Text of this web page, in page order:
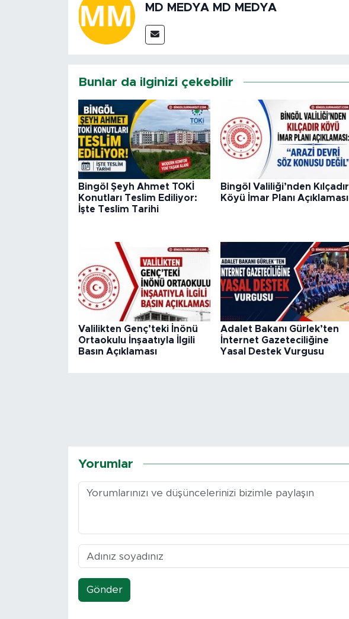
MD MEDYA MD MEDYA
Bunlar da ilginizi çekebilir
Bingöl Şeyh Ahmet TOKİ
Konutları Teslim Ediliyor:
İşte Teslim Tarihi
Bingöl Valiliği’nden Kılçadır
Köyü İmar Planı Açıklaması
Valilikten Genç’teki İnönü
Ortaokulu İnşaatıyla İlgili
Basın Açıklaması
Adalet Bakanı Gürlek’ten
İnternet Gazeteciliğine
Yasal Destek Vurgusu
Yorumlar
Gönder